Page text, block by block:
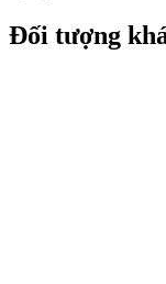
Đối tượng